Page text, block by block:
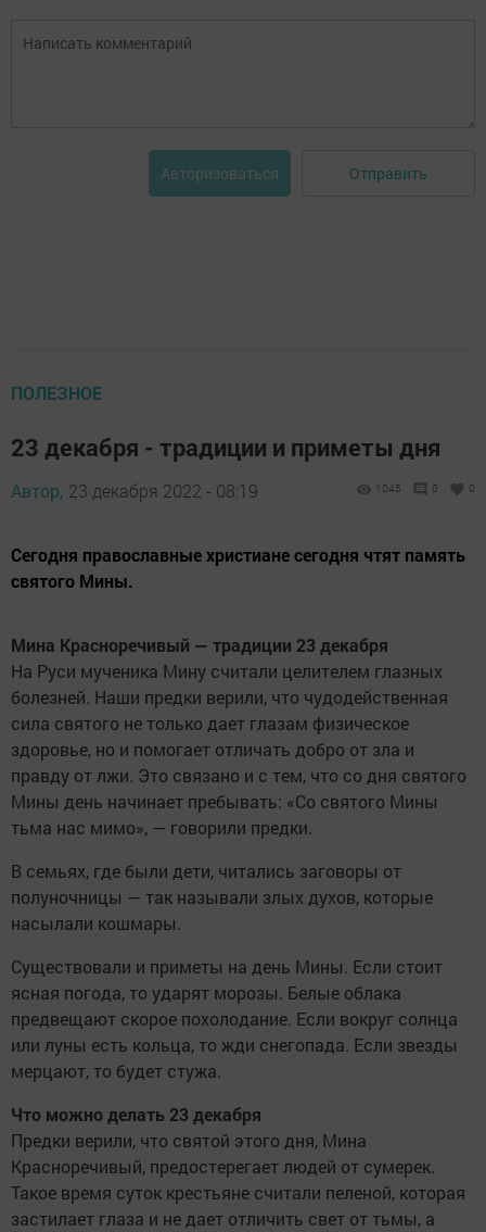
Авторизоваться Отправить
ПОЛЕЗНОЕ
23 декабря - традиции и приметы дня
Автор, 23 декабря 2022 - 08:19 1045 0 0
Сегодня православные христиане сегодня чтят память
святого Мины.
Мина Красноречивый — традиции 23 декабря
На Руси мученика Мину считали целителем глазных
болезней. Наши предки верили, что чудодейственная
сила святого не только дает глазам физическое
здоровье, но и помогает отличать добро от зла и
правду от лжи. Это связано и с тем, что со дня святого
Мины день начинает пребывать: «Со святого Мины
тьма нас мимо», — говорили предки.
В семьях, где были дети, читались заговоры от
полуночницы — так называли злых духов, которые
насылали кошмары.
Существовали и приметы на день Мины. Если стоит
ясная погода, то ударят морозы. Белые облака
предвещают скорое похолодание. Если вокруг солнца
или луны есть кольца, то жди снегопада. Если звезды
мерцают, то будет стужа.
Что можно делать 23 декабря
Предки верили, что святой этого дня, Мина
Красноречивый, предостерегает людей от сумерек.
Такое время суток крестьяне считали пеленой, которая
застилает глаза и не дает отличить свет от тьмы, а